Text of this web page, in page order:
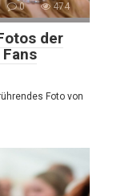
0 474
der
Foto von